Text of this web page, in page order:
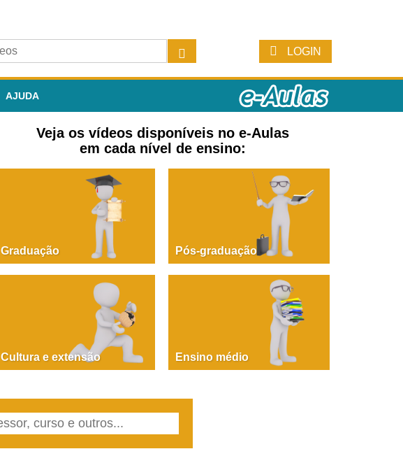
LOGIN
AJUDA
PAOLA GIUSTINA BACCIN
Dire, fare, partire! Aula 1 – parte 1
Veja os vídeos disponíveis no e-Aulas
em cada nível de ensino:
Graduação Pós-graduação
Cultura e extensão Ensino médio